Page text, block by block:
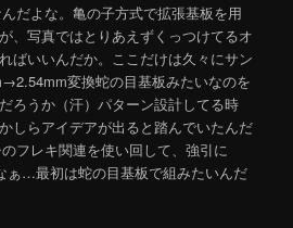
だよな。亀の子方式で拡張基板を用
、写真ではとりあえずくっつけてるオ
ばいいんだか。ここだけは久々にサン
変換蛇の目基板みたいなのを
ろうか（汗）パターン設計してる時
しらアイデアが出ると踏んでいたんだ
レキ関連を使い回して、強引に
ぁ…最初は蛇の目基板で組みたいんだ